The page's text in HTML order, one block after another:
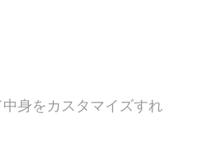
身をカスタマイズすれ